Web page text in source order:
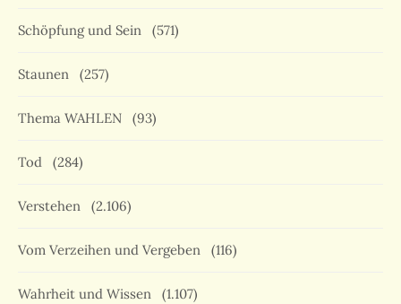
Schöpfung und Sein (571)
Staunen (257)
Thema WAHLEN (93)
Tod (284)
Verstehen (2.106)
Vom Verzeihen und Vergeben (116)
Wahrheit und Wissen (1.107)